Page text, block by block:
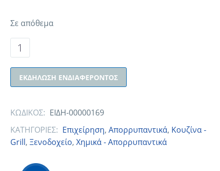
Σε απόθεμα
ΕΚΔΉΛΩΣΗ ΕΝΔΙΑΦΈΡΟΝΤΟΣ
ΚΩΔΙΚΟΣ: ΕΙΔΗ-00000169
ΚΑΤΗΓΟΡΙΕΣ: Eπιχείρηση, Απορρυπαντικά, Κουζίνα -
Grill, Ξενοδοχείο, Χημικά - Απορρυπαντικά